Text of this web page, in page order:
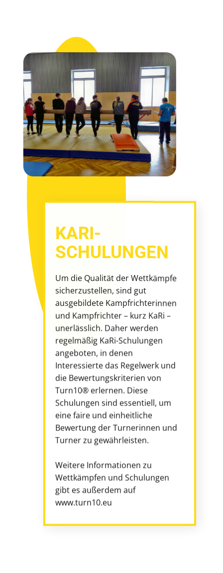
KARI-
SCHULUNGEN
Um die Qualität der Wettkämpfe
sicherzustellen, sind gut
ausgebildete Kampfrichterinnen
und Kampfrichter – kurz KaRi –
unerlässlich. Daher werden
regelmäßig KaRi-Schulungen
angeboten, in denen
Interessierte das Regelwerk und
die Bewertungskriterien von
Turn10® erlernen. Diese
Schulungen sind essentiell, um
eine faire und einheitliche
Bewertung der Turnerinnen und
Turner zu gewährleisten.
Weitere Informationen zu
Wettkämpfen und Schulungen
gibt es außerdem auf
www.turn10.eu